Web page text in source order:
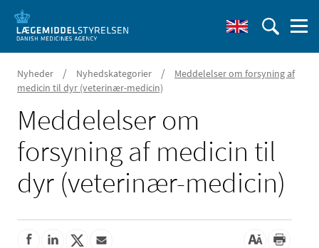
Nyheder / Nyhedskategorier /
Meddelelser om forsyning af
medicin til dyr (veterinær-medicin)
Meddelelser om
forsyning af medicin til
dyr (veterinær-medicin)